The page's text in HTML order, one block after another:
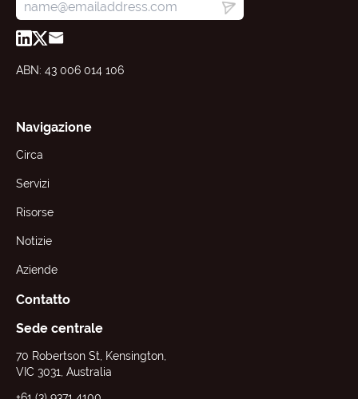
ABN: 43 006 014 106
Navigazione
Circa
Servizi
Risorse
Notizie
Aziende
Contatto
Sede centrale
70 Robertson St, Kensington,
VIC 3031, Australia